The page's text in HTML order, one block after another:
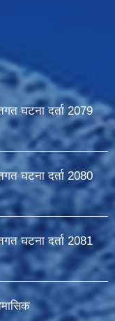
घटना दर्ता 2079
घटना दर्ता 2080
घटना दर्ता 2081